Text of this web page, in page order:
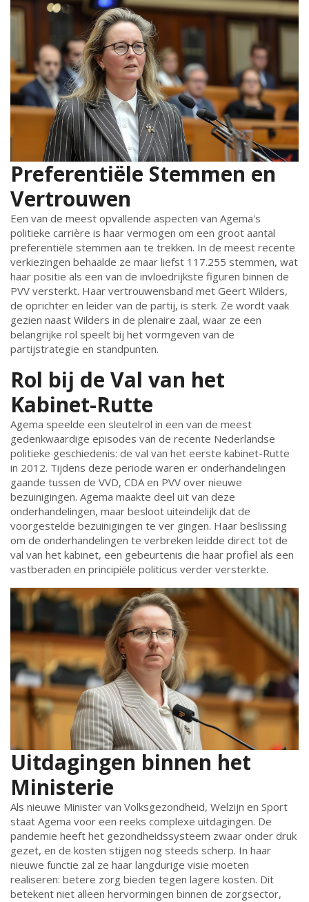
Preferentiële Stemmen en
Vertrouwen
Een van de meest opvallende aspecten van Agema's
politieke carrière is haar vermogen om een groot aantal
preferentiële stemmen aan te trekken. In de meest recente
verkiezingen behaalde ze maar liefst 117.255 stemmen, wat
haar positie als een van de invloedrijkste figuren binnen de
PVV versterkt. Haar vertrouwensband met Geert Wilders,
de oprichter en leider van de partij, is sterk. Ze wordt vaak
gezien naast Wilders in de plenaire zaal, waar ze een
belangrijke rol speelt bij het vormgeven van de
partijstrategie en standpunten.
Rol bij de Val van het
Kabinet-Rutte
Agema speelde een sleutelrol in een van de meest
gedenkwaardige episodes van de recente Nederlandse
politieke geschiedenis: de val van het eerste kabinet-Rutte
in 2012. Tijdens deze periode waren er onderhandelingen
gaande tussen de VVD, CDA en PVV over nieuwe
bezuinigingen. Agema maakte deel uit van deze
onderhandelingen, maar besloot uiteindelijk dat de
voorgestelde bezuinigingen te ver gingen. Haar beslissing
om de onderhandelingen te verbreken leidde direct tot de
val van het kabinet, een gebeurtenis die haar profiel als een
vastberaden en principiële politicus verder versterkte.
Uitdagingen binnen het
Ministerie
Als nieuwe Minister van Volksgezondheid, Welzijn en Sport
staat Agema voor een reeks complexe uitdagingen. De
pandemie heeft het gezondheidssysteem zwaar onder druk
gezet, en de kosten stijgen nog steeds scherp. In haar
nieuwe functie zal ze haar langdurige visie moeten
realiseren: betere zorg bieden tegen lagere kosten. Dit
betekent niet alleen hervormingen binnen de zorgsector,